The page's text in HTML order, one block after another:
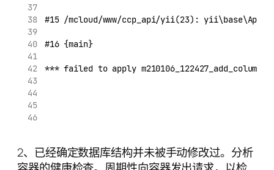
#15 /mcloud/www/ccp_api/yii(23):
#16 {main}
*** failed to apply
2、已经确定数据库结构并未被手动修改过。分析